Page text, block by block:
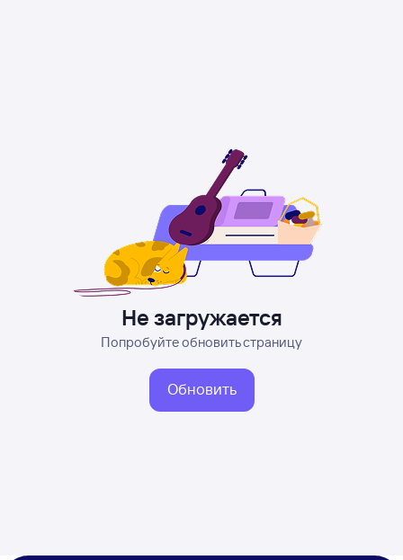
Не загружается
Попробуйте обновить страницу
Обновить